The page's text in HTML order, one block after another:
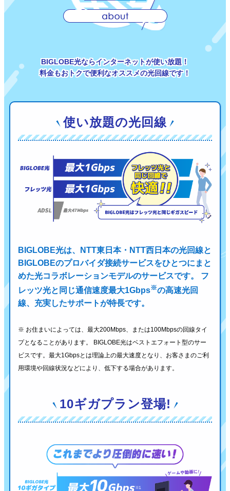
BIGLOBE光ならインターネットが使い放題！
料金もおトクで便利なオススメの光回線です！
使い放題の光回線
BIGLOBE光は、NTT東日本・NTT西日本の光回線と
BIGLOBEのプロバイダ接続サービスをひとつにまと
めた光コラボレーションモデルのサービスです。
フ
レッツ光と同じ通信速度最大1Gbps※の高速光回
線、充実したサポートが特長です。
※ お住まいによっては、最大200Mbps、または100Mbpsの回線タイ
プとなることがあります。
BIGLOBE光はベストエフォート型のサー
ビスです。最大1Gbpsとは理論上の最大速度となり、 お客さまのご利
用環境や回線状況などにより、低下する場合があります。
10ギガプラン登場!